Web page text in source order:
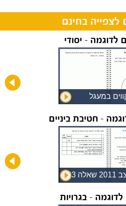
לצפייה בחינם
לדוגמה - יסודי
במעגל
- חטיבת ביניים
23
- בגרויות